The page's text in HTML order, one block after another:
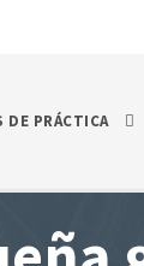
DE PRÁCTICA